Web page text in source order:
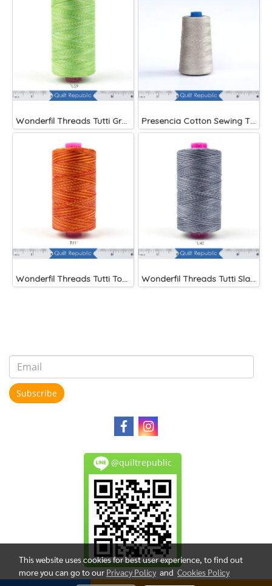
Wonderfil Threads Tutti Grass Presencia Cotton Sewing Thread 3-ply 60wt 4882 Yards Grey
Wonderfil Threads Tutti Tomato Wonderfil Threads Tutti Slate
Subscribe
@quiltrepublic
This website uses cookies for best user experience, to find out
more you can go to our Privacy Policy and Cookies Policy